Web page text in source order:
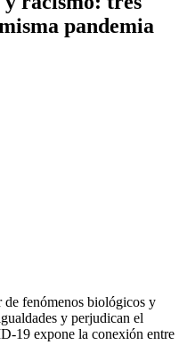
pandemia
de fenómenos biológicos y
y perjudican el
19 expone la conexión entre